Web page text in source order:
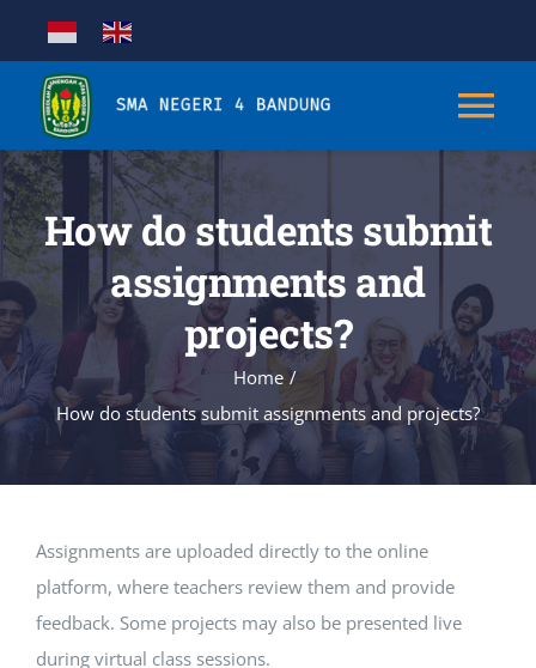
content
Tentang
Kurikulum
Kesiswaan
Sarana & Prasarana
Jurnal
How do students submit
assignments and
projects?
Home
How do students submit assignments and projects?
Assignments are uploaded directly to the online
platform, where teachers review them and provide
feedback. Some projects may also be presented live
during virtual class sessions.